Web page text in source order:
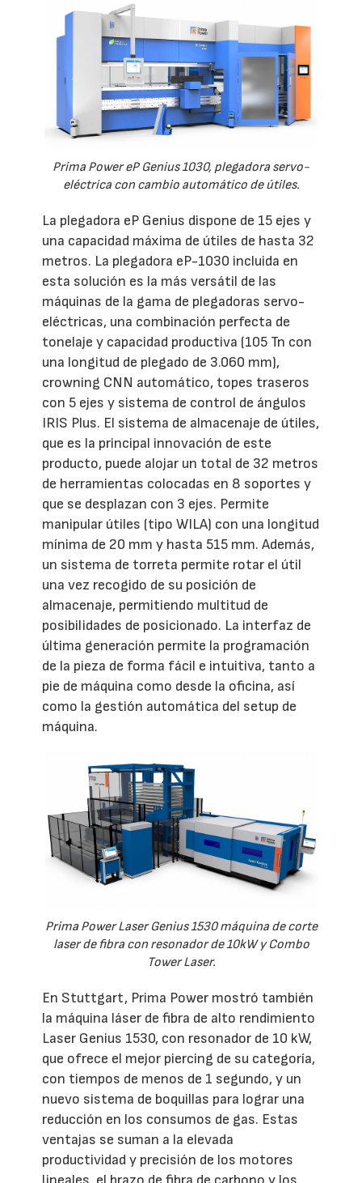
Prima Power eP Genius 1030, plegadora servo-
eléctrica con cambio automático de útiles.
La plegadora eP Genius dispone de 15 ejes y
una capacidad máxima de útiles de hasta 32
metros. La plegadora eP-1030 incluida en
esta solución es la más versátil de las
máquinas de la gama de plegadoras servo-
eléctricas, una combinación perfecta de
tonelaje y capacidad productiva (105 Tn con
una longitud de plegado de 3.060 mm),
crowning CNN automático, topes traseros
con 5 ejes y sistema de control de ángulos
IRIS Plus. El sistema de almacenaje de útiles,
que es la principal innovación de este
producto, puede alojar un total de 32 metros
de herramientas colocadas en 8 soportes y
que se desplazan con 3 ejes. Permite
manipular útiles (tipo WILA) con una longitud
mínima de 20 mm y hasta 515 mm. Además,
un sistema de torreta permite rotar el útil
una vez recogido de su posición de
almacenaje, permitiendo multitud de
posibilidades de posicionado. La interfaz de
última generación permite la programación
de la pieza de forma fácil e intuitiva, tanto a
pie de máquina como desde la oficina, así
como la gestión automática del setup de
máquina.
Prima Power Laser Genius 1530 máquina de corte
laser de fibra con resonador de 10kW y Combo
Tower Laser.
En Stuttgart, Prima Power mostró también
la máquina láser de fibra de alto rendimiento
Laser Genius 1530, con resonador de 10 kW,
que ofrece el mejor piercing de su categoría,
con tiempos de menos de 1 segundo, y un
nuevo sistema de boquillas para lograr una
reducción en los consumos de gas. Estas
ventajas se suman a la elevada
productividad y precisión de los motores